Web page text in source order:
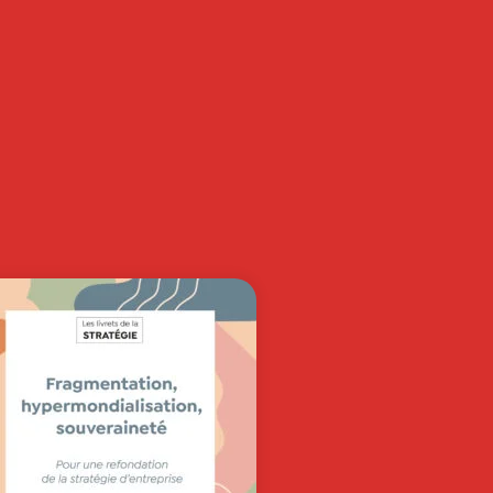
ENGAGÉES : VERS DE
MODÈLES DE GESTION
– 2026…
40,00